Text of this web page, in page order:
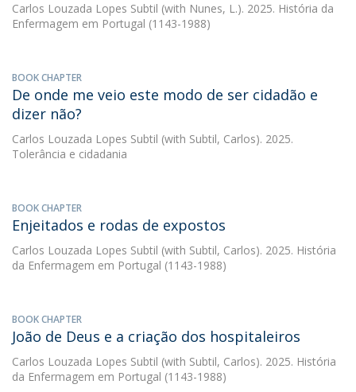
Carlos Louzada Lopes Subtil (with Nunes, L.). 2025. História da
Enfermagem em Portugal (1143-1988)
BOOK CHAPTER
De onde me veio este modo de ser cidadão e
dizer não?
Carlos Louzada Lopes Subtil (with Subtil, Carlos). 2025.
Tolerância e cidadania
BOOK CHAPTER
Enjeitados e rodas de expostos
Carlos Louzada Lopes Subtil (with Subtil, Carlos). 2025. História
da Enfermagem em Portugal (1143-1988)
BOOK CHAPTER
João de Deus e a criação dos hospitaleiros
Carlos Louzada Lopes Subtil (with Subtil, Carlos). 2025. História
da Enfermagem em Portugal (1143-1988)